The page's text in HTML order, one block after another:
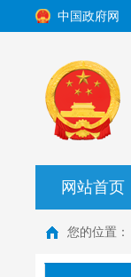
中国政府网
网站首页
您的位置：